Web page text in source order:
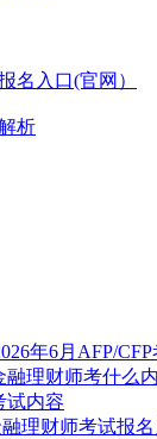
名入口(官网）
析
年6月AFP/
融理财师考什么
试内容
理财师考试报名